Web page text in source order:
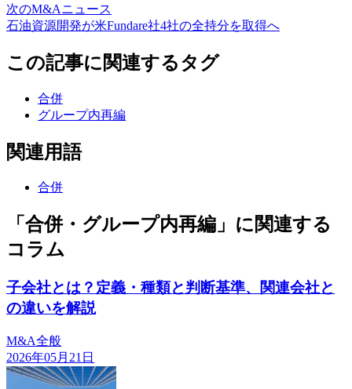
次のM&Aニュース
石油資源開発が米Fundare社4社の全持分を取得へ
この記事に関連するタグ
合併
グループ内再編
関連用語
合併
「合併・グループ内再編」に関連する
コラム
子会社とは？定義・種類と判断基準、関連会社と
の違いを解説
M&A全般
2026年05月21日